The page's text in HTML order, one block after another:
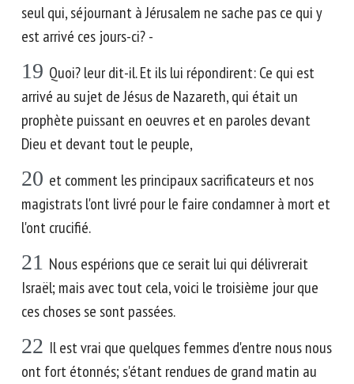
seul qui, séjournant à Jérusalem ne sache pas ce qui y
est arrivé ces jours-ci? -
19 Quoi? leur dit-il. Et ils lui répondirent: Ce qui est
arrivé au sujet de Jésus de Nazareth, qui était un
prophète puissant en oeuvres et en paroles devant
Dieu et devant tout le peuple,
20 et comment les principaux sacrificateurs et nos
magistrats l'ont livré pour le faire condamner à mort et
l'ont crucifié.
21 Nous espérions que ce serait lui qui délivrerait
Israël; mais avec tout cela, voici le troisième jour que
ces choses se sont passées.
22 Il est vrai que quelques femmes d'entre nous nous
ont fort étonnés; s'étant rendues de grand matin au